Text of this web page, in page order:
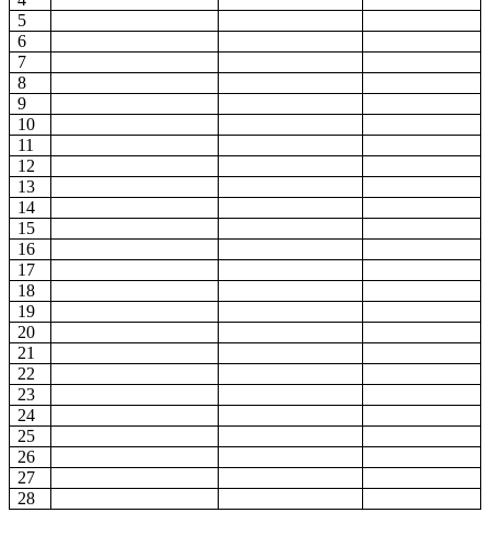
5
6
7
8
9
10
11
12
13
14
15
16
17
18
19
20
21
22
23
24
25
26
27
28